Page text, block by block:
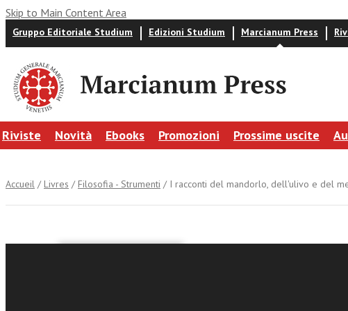
Skip to Main Content Area
Gruppo Editoriale Studium Edizioni Studium Marcianum Press
Riviste Novità Ebooks Promozioni Prossime uscite
Accueil / Livres / Filosofia - Strumenti / I racconti del mandorlo, dell'ulivo e del